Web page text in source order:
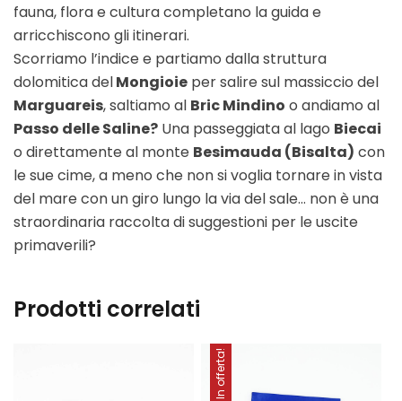
fauna, flora e cultura completano la guida e
arricchiscono gli itinerari.
Scorriamo l’indice e partiamo dalla struttura
dolomitica delMongioie per salire sul massiccio del
Marguareis, saltiamo al Bric Mindino o andiamo al
Passo delle Saline? Una passeggiata al lago Biecai
o direttamente al monte Besimauda (Bisalta) con
le sue cime, a meno che non si voglia tornare in vista
del mare con un giro lungo la via del sale… non è una
straordinaria raccolta di suggestioni per le uscite
primaverili?
Prodotti correlati
In offerta!